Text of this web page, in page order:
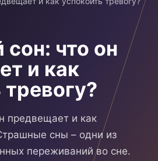
что он
и как
предвещает и как
сны – одни из
переживаний во сне.